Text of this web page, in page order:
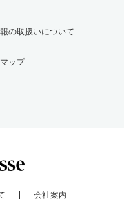
の取扱いについて
ップ
会社案内